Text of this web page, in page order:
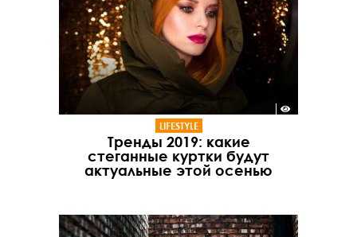
LIFESTYLE
Тренды 2019: какие
стеганные куртки будут
актуальные этой осенью